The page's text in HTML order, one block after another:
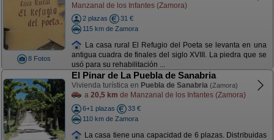
8 Fotos
Manzanal de los Infantes (Zamora)
2 plazas
31 €
115 km de Zamora
La casa rural El Refugio del Poeta se levanta en una
antigua cuadra de finales del siglo XVIII. La piedra que se
usó para su rehabilitación ...
El Pinar de La Puebla de Sanabria
Vivienda turística en Puebla de Sanabria (Zamora)
a 20,5 km de Manzanal de los Infantes (Zamora)
6+1 plazas
33 €
110 km de Zamora
La casa tiene una capacidad de 6 plazas. Distribuidas